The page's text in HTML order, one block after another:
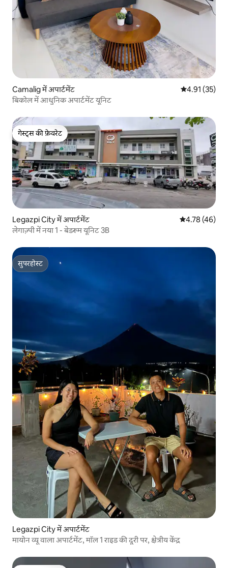
Camalig में अपार्टमेंट औसत रेटिंग 5 में
4.91 (35)
बिकोल में आधुनिक अपार्टमेंट यूनिट
गेस्ट्स की फ़ेवरेट
गेस्ट्स की फ़ेवरेट
Legazpi City में अपार्टमेंट औसत रेटिंग 5 में
4.78 (46)
लेगाज़्पी में नया 1 - बेडरूम यूनिट 3B
सुपरहोस्ट
सुपरहोस्ट
Legazpi City में अपार्टमेंट
मायोन व्यू वाला अपार्टमेंट, मॉल 1 राइड की दूरी पर, क्षेत्रीय केंद्र